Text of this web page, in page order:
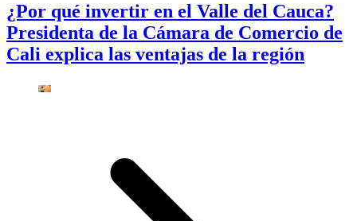
¿Por qué invertir en el Valle del Cauca?
Presidenta de la Cámara de Comercio de
Cali explica las ventajas de la región